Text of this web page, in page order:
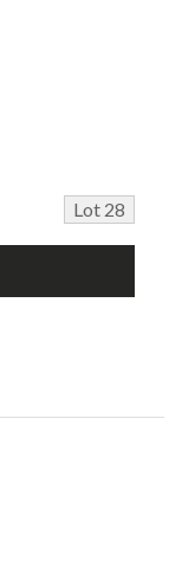
Lot 28